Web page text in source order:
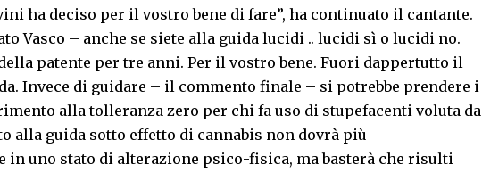
ha deciso per il vostro bene di fare”, ha continuato il cantante.
Vasco – anche se siete alla guida lucidi .. lucidi sì o lucidi no.
patente per tre anni. Per il vostro bene. Fuori dappertutto il
Invece di guidare – il commento finale – si potrebbe prendere i
alla tolleranza zero per chi fa uso di stupefacenti voluta da
alla guida sotto effetto di cannabis non dovrà più
in uno stato di alterazione psico-fisica, ma basterà che risulti